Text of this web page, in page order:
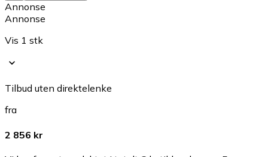
Annonse
Annonse
Vis 1 stk
Tilbud uten direktelenke
fra
2 856 kr